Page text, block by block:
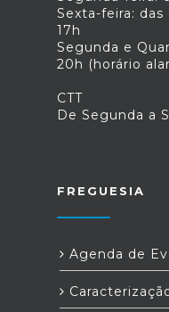
Sexta-feira: das
17h
Segunda e
20h (horário
CTT
De Segunda a
FREGUESIA
Agenda de